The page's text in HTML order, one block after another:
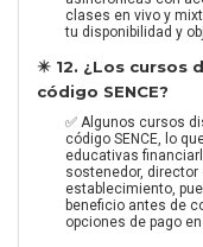
clases en vivo y
tu disponibilidad y
✴️ 12. ¿Los cursos
código SENCE?
✅ Algunos cursos
código SENCE, lo
educativas
sostenedor,
establecimiento,
beneficio antes de
opciones de pago